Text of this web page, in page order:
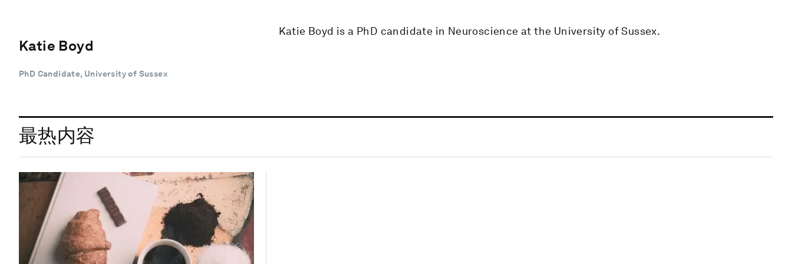
Katie Boyd
PhD Candidate, University of Sussex
Katie Boyd is a PhD candidate in Neuroscience at the University of Sussex.
最热内容